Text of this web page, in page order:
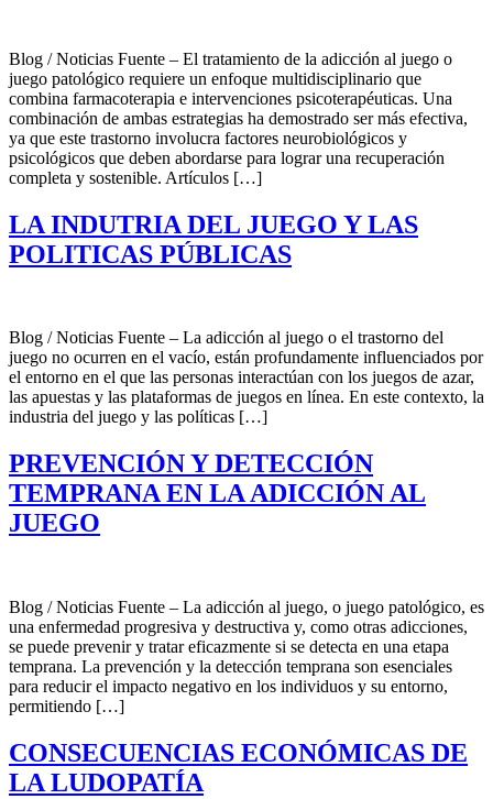
Blog / Noticias Fuente – El tratamiento de la adicción al juego o
juego patológico requiere un enfoque multidisciplinario que
combina farmacoterapia e intervenciones psicoterapéuticas. Una
combinación de ambas estrategias ha demostrado ser más efectiva,
ya que este trastorno involucra factores neurobiológicos y
psicológicos que deben abordarse para lograr una recuperación
completa y sostenible. Artículos […]
LA INDUTRIA DEL JUEGO Y LAS
POLITICAS PÚBLICAS
Blog / Noticias Fuente – La adicción al juego o el trastorno del
juego no ocurren en el vacío, están profundamente influenciados por
el entorno en el que las personas interactúan con los juegos de azar,
las apuestas y las plataformas de juegos en línea. En este contexto, la
industria del juego y las políticas […]
PREVENCIÓN Y DETECCIÓN
TEMPRANA EN LA ADICCIÓN AL
JUEGO
Blog / Noticias Fuente – La adicción al juego, o juego patológico, es
una enfermedad progresiva y destructiva y, como otras adicciones,
se puede prevenir y tratar eficazmente si se detecta en una etapa
temprana. La prevención y la detección temprana son esenciales
para reducir el impacto negativo en los individuos y su entorno,
permitiendo […]
CONSECUENCIAS ECONÓMICAS DE
LA LUDOPATÍA